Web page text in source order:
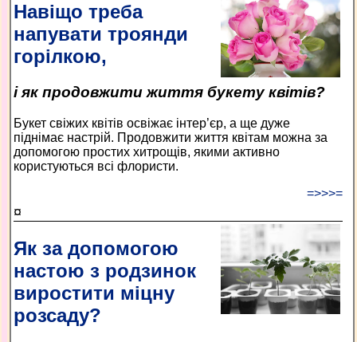
Навіщо треба
напувати троянди
горілкою,
і як продовжити життя букету квітів?
Букет свіжих квітів освіжає інтер’єр, а ще дуже
піднімає настрій. Продовжити життя квітам можна за
допомогою простих хитрощів, якими активно
користуються всі флористи.
=>>>=
¤
Як за допомогою
настою з родзинок
виростити міцну
розсаду?